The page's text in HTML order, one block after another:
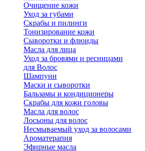
Очищение кожи
Уход за губами
Скрабы и пилинги
Тонизирование кожи
Сыворотки и флюиды
Масла для лица
Уход за бровями и ресницами
для Волос
Шампуни
Маски и сыворотки
Бальзамы и кондиционеры
Скрабы для кожи головы
Масла для волос
Лосьоны для волос
Несмываемый уход за волосами
Ароматерапия
Эфирные масла